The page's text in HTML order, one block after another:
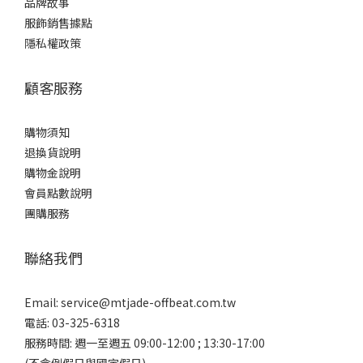
服飾銷售據點
隱私權政策
顧客服務
購物須知
退換貨說明
購物金說明
會員點數說明
團購服務
聯絡我們
Email: service@mtjade-offbeat.com.tw
電話: 03-325-6318
服務時間: 週一至週五 09:00-12:00 ; 13:30-17:00